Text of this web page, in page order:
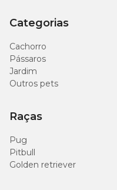
Categorias
Cachorro
Pássaros
Jardim
Outros pets
Raças
Pug
Pitbull
Golden retriever